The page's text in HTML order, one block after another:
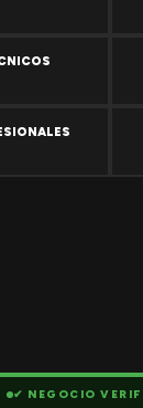
✔ NEGOCIO